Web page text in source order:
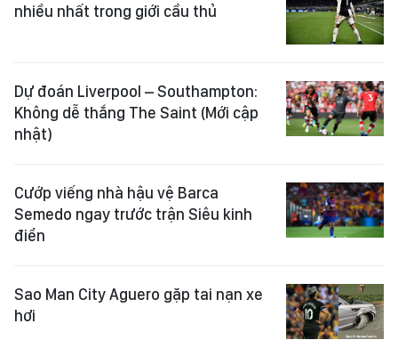
nhiều nhất trong giới cầu thủ
Dự đoán Liverpool – Southampton:
Không dễ thắng The Saint (Mới cập
nhật)
Cướp viếng nhà hậu vệ Barca
Semedo ngay trước trận Siêu kinh
điển
Sao Man City Aguero gặp tai nạn xe
hơi